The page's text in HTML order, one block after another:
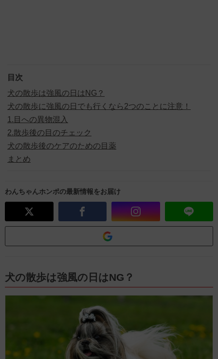
目次
犬の散歩は強風の日はNG？
犬の散歩に強風の日でも行くなら2つのことに注意！
1.目への異物混入
2.散歩後の目のチェック
犬の散歩後のケアのための目薬
まとめ
わんちゃんホンポの最新情報をお届け
犬の散歩は強風の日はNG？